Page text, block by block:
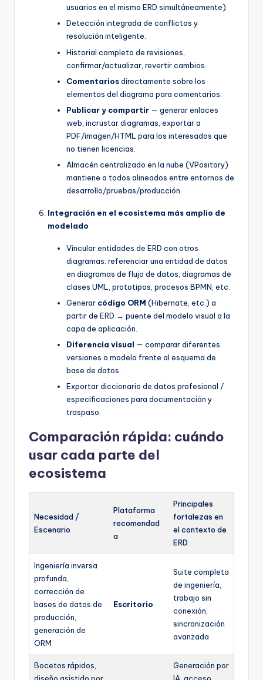
usuarios en el mismo ERD simultáneamente).
Detección integrada de conflictos y
resolución inteligente.
Historial completo de revisiones,
confirmar/actualizar, revertir cambios.
Comentariosdirectamente sobre los
elementos del diagrama para comentarios.
Publicar y compartir — generar enlaces
web, incrustar diagramas, exportar a
PDF/imagen/HTML para los interesados que
no tienen licencias.
Almacén centralizado en la nube (VPository)
mantiene a todos alineados entre entornos de
desarrollo/pruebas/producción.
Integración en el ecosistema más amplio de
modelado
Vincular entidades de ERD con otros
diagramas: referenciar una entidad de datos
en diagramas de flujo de datos, diagramas de
clases UML, prototipos, procesos BPMN, etc.
Generar código ORM (Hibernate, etc.) a
partir de ERD → puente del modelo visual a la
capa de aplicación.
Diferencia visual — comparar diferentes
versiones o modelo frente al esquema de
base de datos.
Exportar diccionario de datos profesional /
especificaciones para documentación y
traspaso.
Comparación rápida: cuándo
usar cada parte del
ecosistema
Necesidad /
Escenario
Plataforma
recomendad
a
Principales
fortalezas en
el contexto de
ERD
Ingeniería inversa
profunda,
corrección de
bases de datos de
producción,
generación de
ORM
Escritorio
Suite completa
de ingeniería,
trabajo sin
conexión,
sincronización
avanzada
Bocetos rápidos,
Generación por